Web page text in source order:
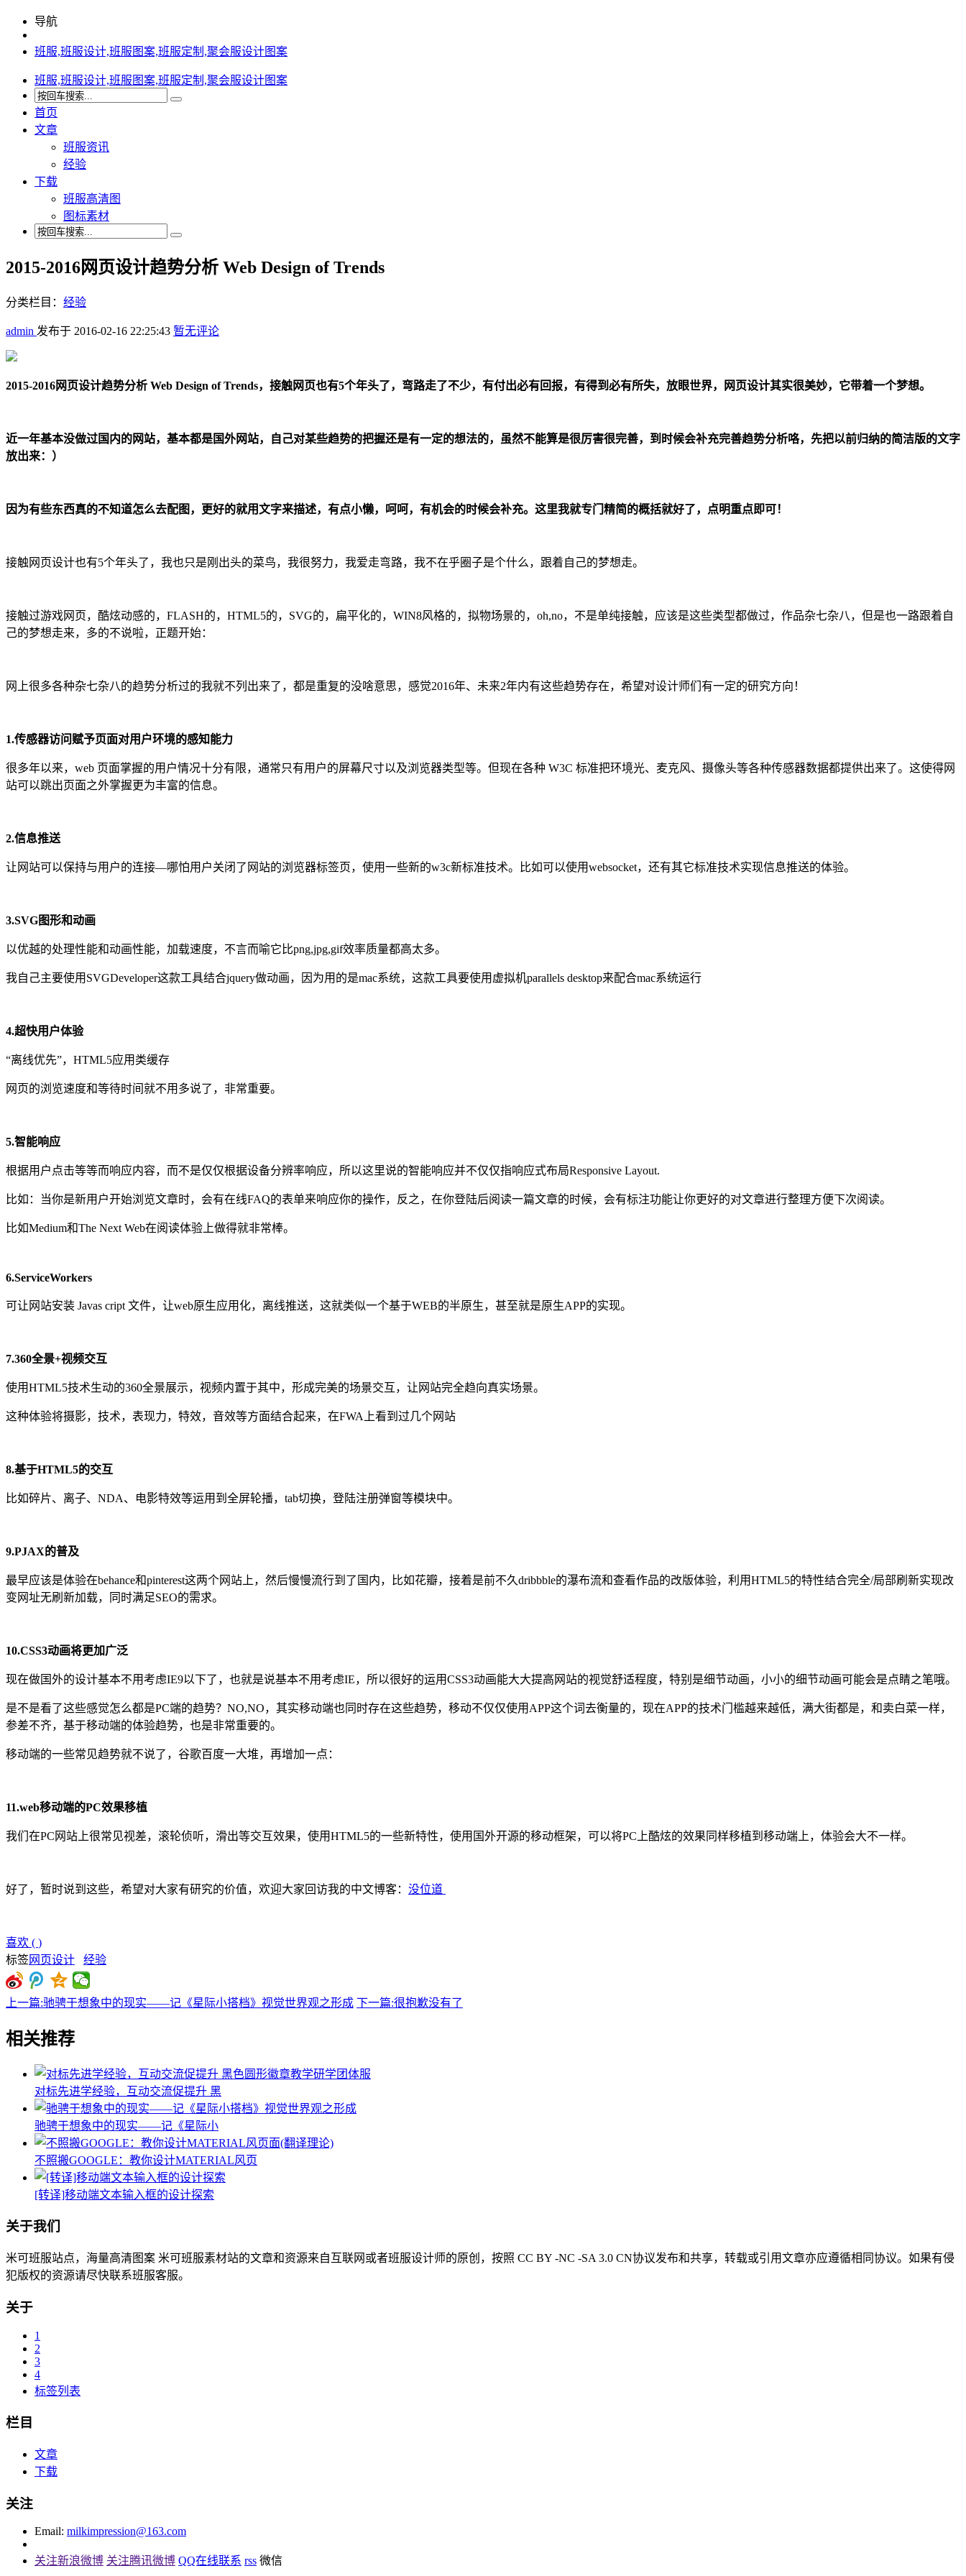
导航
班服,班服设计,班服图案,班服定制,聚会服设计图案
班服,班服设计,班服图案,班服定制,聚会服设计图案
首页
文章
班服资讯
经验
下载
班服高清图
图标素材
2015-2016网页设计趋势分析 Web Design of Trends
分类栏目： 经验
admin 发布于 2016-02-16 22:25:43 暂无评论
2015-2016网页设计趋势分析 Web Design of Trends，接触网页也有5个年头了，弯路走了不少，有付出必有回报，有得到必有所失，放眼世界，网页设计其实很美妙，它带着一个梦想。
近一年基本没做过国内的网站，基本都是国外网站，自己对某些趋势的把握还是有一定的想法的，虽然不能算是很厉害很完善，到时候会补充完善趋势分析咯，先把以前归纳的简洁版的文字
放出来：）
因为有些东西真的不知道怎么去配图，更好的就用文字来描述，有点小懒，呵呵，有机会的时候会补充。这里我就专门精简的概括就好了，点明重点即可！
接触网页设计也有5个年头了，我也只是刚出头的菜鸟，我很努力，我爱走弯路，我不在乎圈子是个什么，跟着自己的梦想走。
接触过游戏网页，酷炫动感的，FLASH的，HTML5的，SVG的，扁平化的，WIN8风格的，拟物场景的，oh,no，不是单纯接触，应该是这些类型都做过，作品杂七杂八，但是也一路跟着自
己的梦想走来，多的不说啦，正题开始：
网上很多各种杂七杂八的趋势分析过的我就不列出来了，都是重复的没啥意思，感觉2016年、未来2年内有这些趋势存在，希望对设计师们有一定的研究方向！
1.传感器访问赋予页面对用户环境的感知能力
很多年以来，web 页面掌握的用户情况十分有限，通常只有用户的屏幕尺寸以及浏览器类型等。但现在各种 W3C 标准把环境光、麦克风、摄像头等各种传感器数据都提供出来了。这使得网
站可以跳出页面之外掌握更为丰富的信息。
2.信息推送
让网站可以保持与用户的连接—哪怕用户关闭了网站的浏览器标签页，使用一些新的w3c新标准技术。比如可以使用websocket，还有其它标准技术实现信息推送的体验。
3.SVG图形和动画
以优越的处理性能和动画性能，加载速度，不言而喻它比png,jpg,gif效率质量都高太多。
我自己主要使用SVGDeveloper这款工具结合jquery做动画，因为用的是mac系统，这款工具要使用虚拟机parallels desktop来配合mac系统运行
4.超快用户体验
“离线优先”，HTML5应用类缓存
网页的浏览速度和等待时间就不用多说了，非常重要。
5.智能响应
根据用户点击等等而响应内容，而不是仅仅根据设备分辨率响应，所以这里说的智能响应并不仅仅指响应式布局Responsive Layout.
比如：当你是新用户开始浏览文章时，会有在线FAQ的表单来响应你的操作，反之，在你登陆后阅读一篇文章的时候，会有标注功能让你更好的对文章进行整理方便下次阅读。
比如Medium和The Next Web在阅读体验上做得就非常棒。
6.ServiceWorkers
可让网站安装 Javas cript 文件，让web原生应用化，离线推送，这就类似一个基于WEB的半原生，甚至就是原生APP的实现。
7.360全景+视频交互
使用HTML5技术生动的360全景展示，视频内置于其中，形成完美的场景交互，让网站完全趋向真实场景。
这种体验将摄影，技术，表现力，特效，音效等方面结合起来，在FWA上看到过几个网站
8.基于HTML5的交互
比如碎片、离子、NDA、电影特效等运用到全屏轮播，tab切换，登陆注册弹窗等模块中。
9.PJAX的普及
最早应该是体验在behance和pinterest这两个网站上，然后慢慢流行到了国内，比如花瓣，接着是前不久dribbble的瀑布流和查看作品的改版体验，利用HTML5的特性结合完全/局部刷新实现改
变网址无刷新加载，同时满足SEO的需求。
10.CSS3动画将更加广泛
现在做国外的设计基本不用考虑IE9以下了，也就是说基本不用考虑IE，所以很好的运用CSS3动画能大大提高网站的视觉舒适程度，特别是细节动画，小小的细节动画可能会是点睛之笔哦。
是不是看了这些感觉怎么都是PC端的趋势？NO,NO，其实移动端也同时存在这些趋势，移动不仅仅使用APP这个词去衡量的，现在APP的技术门槛越来越低，满大街都是，和卖白菜一样，
参差不齐，基于移动端的体验趋势，也是非常重要的。
移动端的一些常见趋势就不说了，谷歌百度一大堆，再增加一点：
11.web移动端的PC效果移植
我们在PC网站上很常见视差，滚轮侦听，滑出等交互效果，使用HTML5的一些新特性，使用国外开源的移动框架，可以将PC上酷炫的效果同样移植到移动端上，体验会大不一样。
好了，暂时说到这些，希望对大家有研究的价值，欢迎大家回访我的中文博客： 没位道
喜欢 ( )
标签网页设计 经验
上一篇:驰骋于想象中的现实——记《星际小搭档》视觉世界观之形成 下一篇:很抱歉没有了
相关推荐
对标先进学经验，互动交流促提升 黑
驰骋于想象中的现实——记《星际小
不照搬GOOGLE：教你设计MATERIAL风页
[转译]移动端文本输入框的设计探索
关于我们
米可班服站点，海量高清图案 米可班服素材站的文章和资源来自互联网或者班服设计师的原创，按照 CC BY -NC -SA 3.0 CN协议发布和共享，转载或引用文章亦应遵循相同协议。如果有侵
犯版权的资源请尽快联系班服客服。
关于
1
2
3
4
标签列表
栏目
文章
下载
关注
Email: milkimpression@163.com
关注新浪微博 关注腾讯微博 QQ在线联系 rss 微信